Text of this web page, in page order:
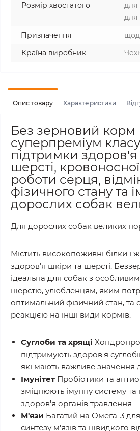
Розмір хвостатого
для
для
Призначення
Країна виробник
Опис товару Характеристики
Без зерновий корм
суперпреміум
підтримки здоров'я
шерсті,
роботи серця,
фізичного стану та
дорослих собак
Для дорослих собак великих
Містить високопоживні білки і
здоров’я шкіри та шерсті.
ідеальна для собак з
шерстю, улюбленцям, яким
оптимальний фізичний стан, та
реакцією на інші види кормів.
Суглоби та хрящі
підтримують здоров'я
які мають важливе значення
Імунітет Пробіотики та
зміцнюють імунну систему та
здоров'я органів травлення
М'язи Багатий на Омега-3
синтезу м'язів та швидкого